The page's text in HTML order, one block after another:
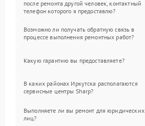
после ремонта другой человек, контактный
телефон которого я предоставлю?
Возможно ли получать обратную связь в
процессе выполнения ремонтных работ?
Какую гарантию вы предоставляете?
В каких районах Иркутска располагаются
сервисные центры Sharp?
Выполняете ли вы ремонт для юридических
лиц?